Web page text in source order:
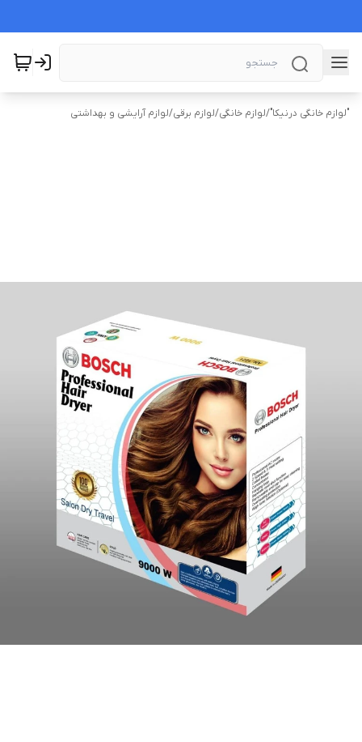
"لوازم خانگی درنیکا"/لوازم خانگی/لوازم برقی/لوازم آرایشی و بهداشتی